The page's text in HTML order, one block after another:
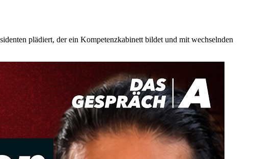
plädiert, der ein Kompetenzkabinett bildet und mit wechselnden